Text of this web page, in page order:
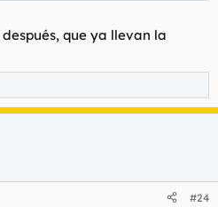
que ya llevan la
#24